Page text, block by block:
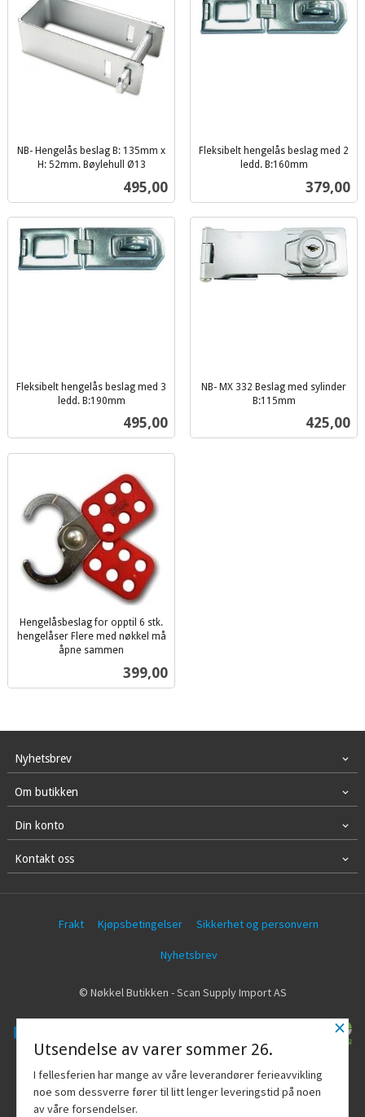
NB- Hengelås beslag B: 135mm x
H: 52mm. Bøylehull Ø13
Pris
495,00
Fleksibelt hengelås beslag med 2
ledd. B:160mm
Pris
379,00
Fleksibelt hengelås beslag med 3
ledd. B:190mm
Pris
495,00
NB- MX 332 Beslag med sylinder
B:115mm
Pris
425,00
Hengelåsbeslag for opptil 6 stk.
hengelåser Flere med nøkkel må
åpne sammen
Pris
399,00
Nyhetsbrev
Om butikken
Din konto
Kontakt oss
Frakt Kjøpsbetingelser Sikkerhet og personvern
Nyhetsbrev
© Nøkkel Butikken - Scan Supply Import AS
Vår nettbutikk bruker cookies slik at du
får en bedre kjøpsopplevelse og vi kan
yte deg bedre service. Vi bruker cookies
×
Utsendelse av varer sommer 26.
I fellesferien har mange av våre leverandører ferieavvikling
noe som dessverre fører til litt lenger leveringstid på noen
av våre forsendelser.